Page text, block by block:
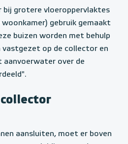
bij grotere vloeroppervlaktes
gebruik gemaakt
buizen worden met behulp
vastgezet op de collector en
over de
aansluiten, moet er boven